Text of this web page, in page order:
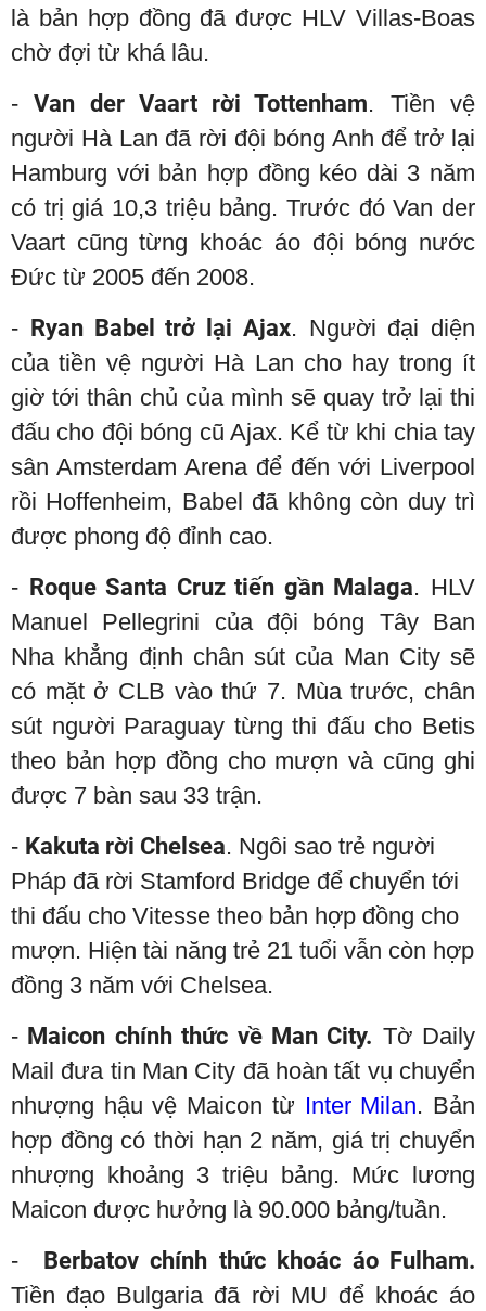
là bản hợp đồng đã được HLV Villas-Boas
chờ đợi từ khá lâu.
-Van der Vaart rời Tottenham. Tiền vệ
người Hà Lan đã rời đội bóng Anh để trở lại
Hamburg với bản hợp đồng kéo dài 3 năm
có trị giá 10,3 triệu bảng. Trước đó Van der
Vaart cũng từng khoác áo đội bóng nước
Đức từ 2005 đến 2008.
- Ryan Babel trở lại Ajax. Người đại diện
của tiền vệ người Hà Lan cho hay trong ít
giờ tới thân chủ của mình sẽ quay trở lại thi
đấu cho đội bóng cũ Ajax. Kể từ khi chia tay
sân Amsterdam Arena để đến với Liverpool
rồi Hoffenheim, Babel đã không còn duy trì
được phong độ đỉnh cao.
- Roque Santa Cruz tiến gần Malaga. HLV
Manuel Pellegrini của đội bóng Tây Ban
Nha khẳng định chân sút của Man City sẽ
có mặt ở CLB vào thứ 7. Mùa trước, chân
sút người Paraguay từng thi đấu cho Betis
theo bản hợp đồng cho mượn và cũng ghi
được 7 bàn sau 33 trận.
- Kakuta rời Chelsea. Ngôi sao trẻ người
Pháp đã rời Stamford Bridge để chuyển tới
thi đấu cho Vitesse theo bản hợp đồng cho
mượn. Hiện tài năng trẻ 21 tuổi vẫn còn hợp
đồng 3 năm với Chelsea.
- Maicon chính thức về Man City. Tờ Daily
Mail đưa tin Man City đã hoàn tất vụ chuyển
nhượng hậu vệ Maicon từ Inter Milan. Bản
hợp đồng có thời hạn 2 năm, giá trị chuyển
nhượng khoảng 3 triệu bảng. Mức lương
Maicon được hưởng là 90.000 bảng/tuần.
- Berbatov chính thức khoác áo Fulham.
Tiền đạo Bulgaria đã rời MU để khoác áo